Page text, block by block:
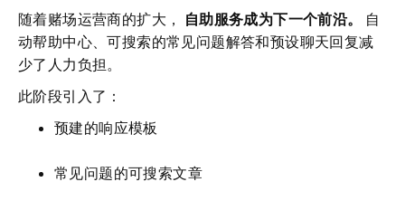
随着赌场运营商的扩大， 自助服务成为下一个前沿。
自
动帮助中心、可搜索的常见问题解答和预设聊天回复减
少了人力负担。
此阶段引入了：
预建的响应模板
常见问题的可搜索文章